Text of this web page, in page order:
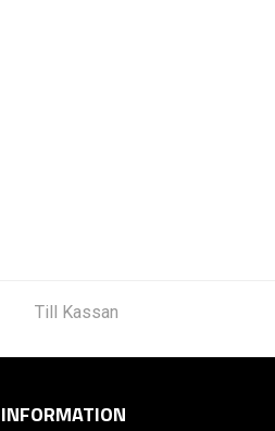
Till Kassan
INFORMATION